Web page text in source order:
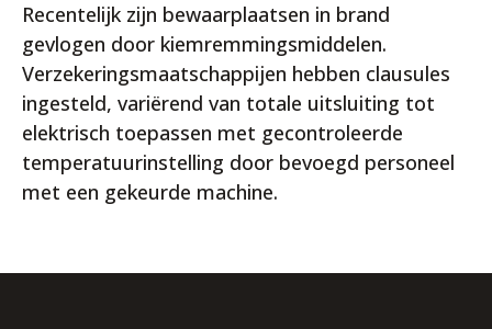
Recentelijk zijn bewaarplaatsen in brand
gevlogen door kiemremmingsmiddelen.
Verzekeringsmaatschappijen hebben clausules
ingesteld, variërend van totale uitsluiting tot
elektrisch toepassen met gecontroleerde
temperatuurinstelling door bevoegd personeel
met een gekeurde machine.